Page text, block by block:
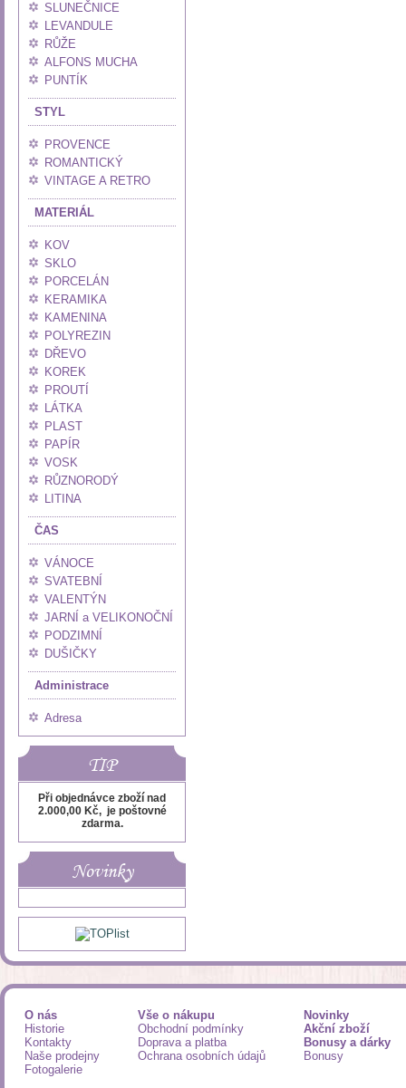
SLUNEČNICE
LEVANDULE
RŮŽE
ALFONS MUCHA
PUNTÍK
STYL
PROVENCE
ROMANTICKÝ
VINTAGE A RETRO
MATERIÁL
KOV
SKLO
PORCELÁN
KERAMIKA
KAMENINA
POLYREZIN
DŘEVO
KOREK
PROUTÍ
LÁTKA
PLAST
PAPÍR
VOSK
RŮZNORODÝ
LITINA
ČAS
VÁNOCE
SVATEBNÍ
VALENTÝN
JARNÍ a VELIKONOČNÍ
PODZIMNÍ
DUŠIČKY
Administrace
Adresa
TIP
Při objednávce zboží nad
2.000,00 Kč, je poštovné
zdarma.
Novinky
O nás
Historie
Kontakty
Naše prodejny
Fotogalerie
Vše o nákupu
Obchodní podmínky
Doprava a platba
Ochrana osobních údajů
Novinky
Akční zboží
Bonusy a dárky
Bonusy